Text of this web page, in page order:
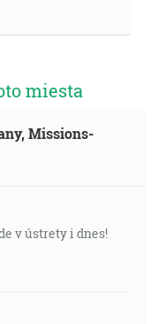
miesta
Missions-
v ústrety i dnes!